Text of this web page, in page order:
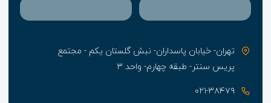
تهران- خیابان پاسداران- نبش گلستان یکم - مجتمع
پریس سنتر- طبقه چهارم- واحد ۳
۰۲۱-۳۸۴۷۹